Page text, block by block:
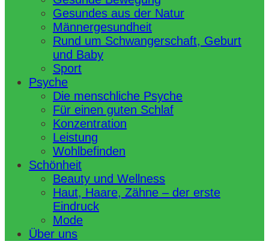
Gesundes aus der Natur
Männergesundheit
Rund um Schwangerschaft, Geburt
und Baby
Sport
Psyche
Die menschliche Psyche
Für einen guten Schlaf
Konzentration
Leistung
Wohlbefinden
Schönheit
Beauty und Wellness
Haut, Haare, Zähne – der erste
Eindruck
Mode
Über uns